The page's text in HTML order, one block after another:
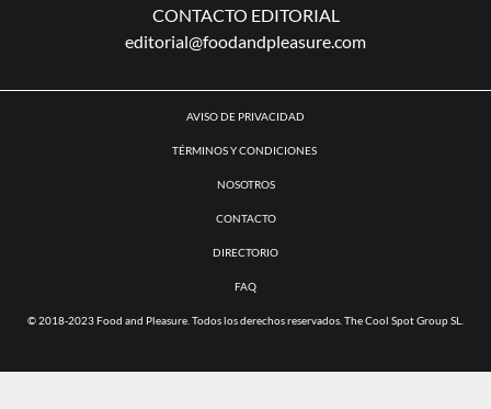
CONTACTO EDITORIAL
editorial@foodandpleasure.com
AVISO DE PRIVACIDAD
TÉRMINOS Y CONDICIONES
NOSOTROS
CONTACTO
DIRECTORIO
FAQ
© 2018-2023 Food and Pleasure. Todos los derechos reservados. The Cool Spot Group SL.